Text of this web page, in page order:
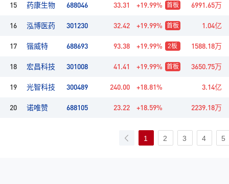
15 药康生物 688046 33.31 +19.99% 首板 6991.65万
16 泓博医药 301230 32.42 +19.99% 首板 1.04亿
17 锴威特 688693 93.38 +19.99% 2板 1588.18万
18 宏昌科技 301008 41.41 +19.99% 首板 3650.75万
19 光智科技 300489 240.00 +18.81% 3.14亿
20 诺唯赞 688105 23.22 +18.59% 2239.18万
1 2 3 4 5